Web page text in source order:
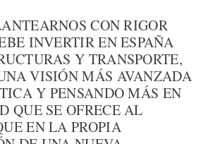
CON RIGOR
INVERTIR EN ESPAÑA
Y TRANSPORTE,
VISIÓN MÁS AVANZADA
Y PENSANDO MÁS EN
QUE SE OFRECE AL
EN LA PROPIA